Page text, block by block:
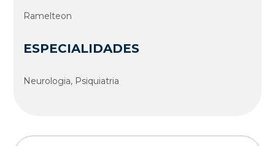
Ramelteon
ESPECIALIDADES
Neurologia, Psiquiatria